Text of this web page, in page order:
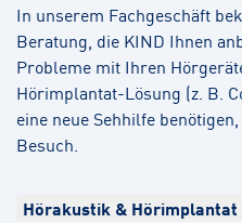
In unserem Fachgeschäft
Beratung, die KIND Ihnen
Probleme mit Ihren
Hörimplantat-Lösung (z. B.
eine neue Sehhilfe
Besuch.
Hörakustik & Hörimplantat